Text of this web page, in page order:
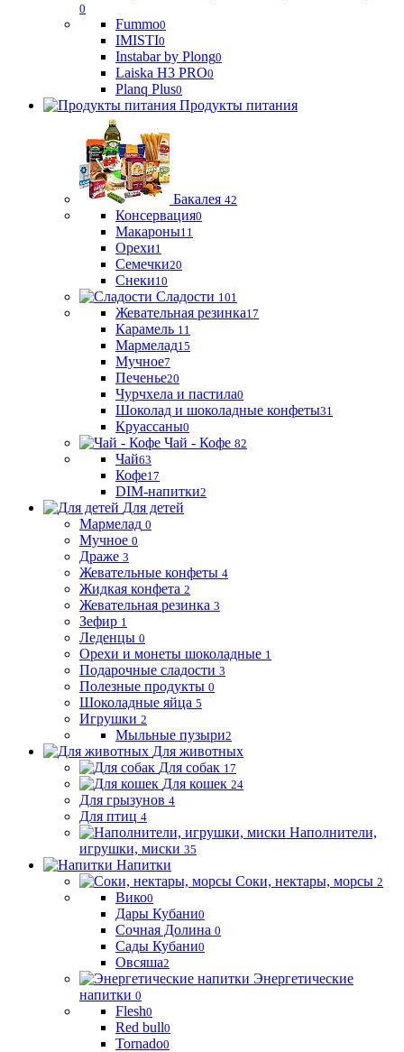
0
Fummo0
IMISTI0
Instabar by Plong0
Laiska H3 PRO0
Planq Plus0
Продукты питания
Бакалея 42
Консервация0
Макароны11
Орехи1
Семечки20
Снеки10
Сладости 101
Жевательная резинка17
Карамель 11
Мармелад15
Мучное7
Печенье20
Чурчхела и пастила0
Шоколад и шоколадные конфеты31
Круассаны0
Чай - Кофе 82
Чай63
Кофе17
DIM-напитки2
Для детей
Мармелад 0
Мучное 0
Драже 3
Жевательные конфеты 4
Жидкая конфета 2
Жевательная резинка 3
Зефир 1
Леденцы 0
Орехи и монеты шоколадные 1
Подарочные сладости 3
Полезные продукты 0
Шоколадные яйца 5
Игрушки 2
Мыльные пузыри2
Для животных
Для собак 17
Для кошек 24
Для грызунов 4
Для птиц 4
Наполнители,
игрушки, миски 35
Напитки
Соки, нектары, морсы 2
Вико0
Дары Кубани0
Сочная Долина 0
Сады Кубани0
Овсяша2
Энергетические
напитки 0
Flesh0
Red bull0
Tornado0